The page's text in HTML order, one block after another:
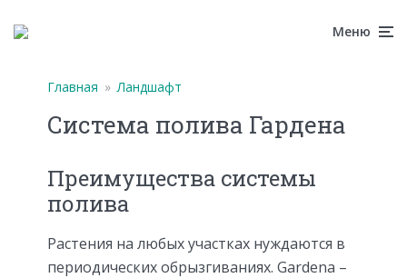
Меню
Главная » Ландшафт
Система полива Гардена
Преимущества системы
полива
Растения на любых участках нуждаются в
периодических обрызгиваниях. Gardena –